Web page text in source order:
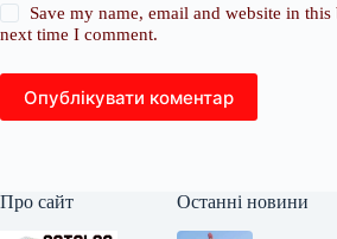
Save my name, email and website in
next time I comment.
Опублікувати коментар
Про сайт Останні новини